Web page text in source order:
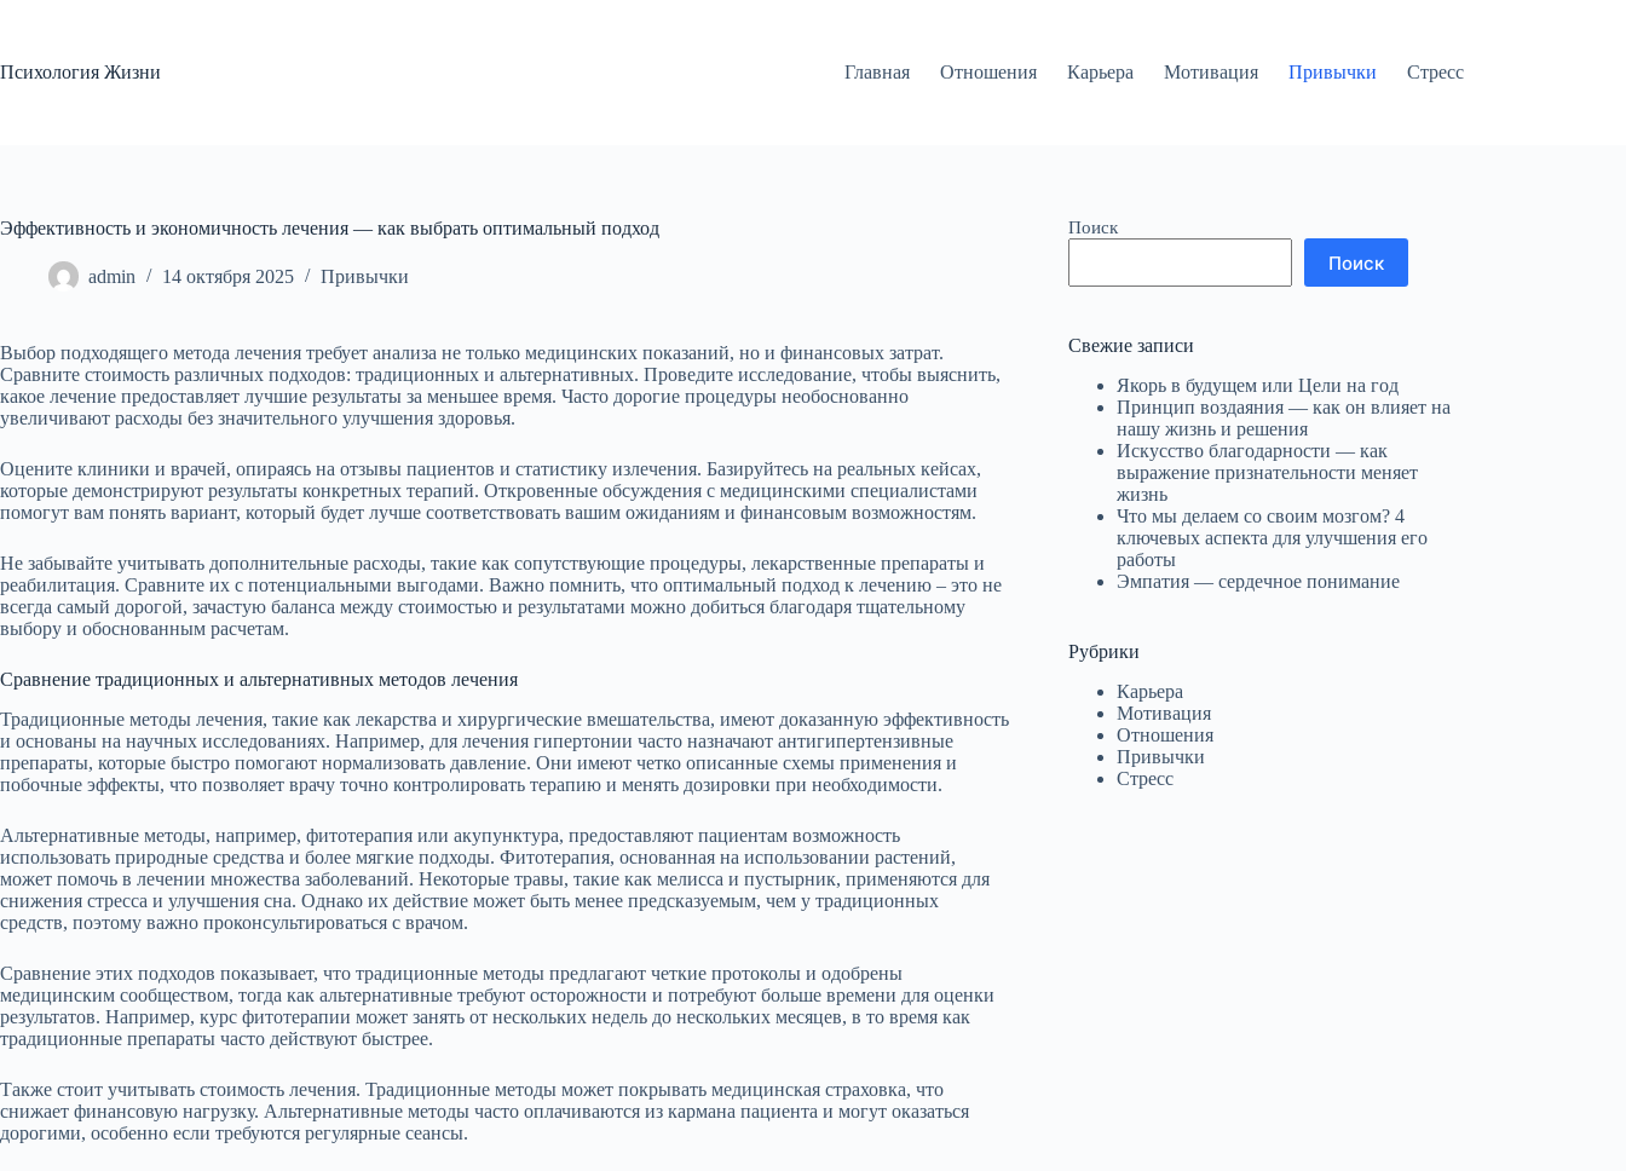
Психология Жизни
Главная Отношения Карьера Мотивация Привычки Стресс
Эффективность и экономичность лечения — как выбрать оптимальный подход
admin 14 октября 2025 Привычки
Выбор подходящего метода лечения требует анализа не только медицинских показаний, но и финансовых затрат.
Сравните стоимость различных подходов: традиционных и альтернативных. Проведите исследование, чтобы выяснить,
какое лечение предоставляет лучшие результаты за меньшее время. Часто дорогие процедуры необоснованно
увеличивают расходы без значительного улучшения здоровья.
Оцените клиники и врачей, опираясь на отзывы пациентов и статистику излечения. Базируйтесь на реальных кейсах,
которые демонстрируют результаты конкретных терапий. Откровенные обсуждения с медицинскими специалистами
помогут вам понять вариант, который будет лучше соответствовать вашим ожиданиям и финансовым возможностям.
Не забывайте учитывать дополнительные расходы, такие как сопутствующие процедуры, лекарственные препараты и
реабилитация. Сравните их с потенциальными выгодами. Важно помнить, что оптимальный подход к лечению – это не
всегда самый дорогой, зачастую баланса между стоимостью и результатами можно добиться благодаря тщательному
выбору и обоснованным расчетам.
Сравнение традиционных и альтернативных методов лечения
Традиционные методы лечения, такие как лекарства и хирургические вмешательства, имеют доказанную эффективность
и основаны на научных исследованиях. Например, для лечения гипертонии часто назначают антигипертензивные
препараты, которые быстро помогают нормализовать давление. Они имеют четко описанные схемы применения и
побочные эффекты, что позволяет врачу точно контролировать терапию и менять дозировки при необходимости.
Альтернативные методы, например, фитотерапия или акупунктура, предоставляют пациентам возможность
использовать природные средства и более мягкие подходы. Фитотерапия, основанная на использовании растений,
может помочь в лечении множества заболеваний. Некоторые травы, такие как мелисса и пустырник, применяются для
снижения стресса и улучшения сна. Однако их действие может быть менее предсказуемым, чем у традиционных
средств, поэтому важно проконсультироваться с врачом.
Сравнение этих подходов показывает, что традиционные методы предлагают четкие протоколы и одобрены
медицинским сообществом, тогда как альтернативные требуют осторожности и потребуют больше времени для оценки
результатов. Например, курс фитотерапии может занять от нескольких недель до нескольких месяцев, в то время как
традиционные препараты часто действуют быстрее.
Также стоит учитывать стоимость лечения. Традиционные методы может покрывать медицинская страховка, что
снижает финансовую нагрузку. Альтернативные методы часто оплачиваются из кармана пациента и могут оказаться
дорогими, особенно если требуются регулярные сеансы.
Поиск
Поиск
Свежие записи
Якорь в будущем или Цели на год
Принцип воздаяния — как он влияет на
нашу жизнь и решения
Искусство благодарности — как
выражение признательности меняет
жизнь
Что мы делаем со своим мозгом? 4
ключевых аспекта для улучшения его
работы
Эмпатия — сердечное понимание
Рубрики
Карьера
Мотивация
Отношения
Привычки
Стресс